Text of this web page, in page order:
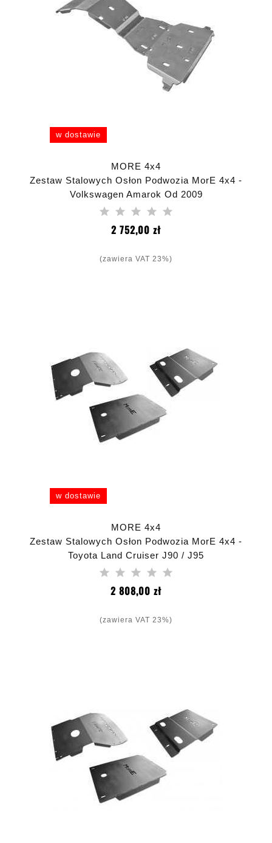
w dostawie
MORE 4x4
Zestaw Stalowych Osłon Podwozia MorE 4x4 -
Volkswagen Amarok Od 2009
2 752,00 złCena
(zawiera VAT 23%)
w dostawie
MORE 4x4
Zestaw Stalowych Osłon Podwozia MorE 4x4 -
Toyota Land Cruiser J90 / J95
2 808,00 złCena
(zawiera VAT 23%)